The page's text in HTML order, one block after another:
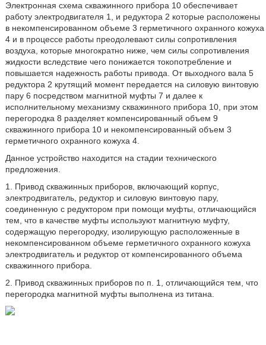
Электронная схема скважинного прибора 10 обеспечивает
работу электродвигателя 1, и редуктора 2 которые расположены
в некомпенсированном объеме 3 герметичного охранного кожуха
4 и в процессе работы преодолевают силы сопротивления
воздуха, которые многократно ниже, чем силы сопротивления
жидкости вследствие чего понижается токопотребление и
повышается надежность работы привода. От выходного вала 5
редуктора 2 крутящий момент передается на силовую винтовую
пару 6 посредством магнитной муфты 7 и далее к
исполнительному механизму скважинного прибора 10, при этом
перегородка 8 разделяет компенсированный объем 9
скважинного прибора 10 и некомпенсированный объем 3
герметичного охранного кожуха 4.
Данное устройство находится на стадии технического
предложения.
1. Привод скважинных приборов, включающий корпус,
электродвигатель, редуктор и силовую винтовую пару,
соединенную с редуктором при помощи муфты, отличающийся
тем, что в качестве муфты используют магнитную муфту,
содержащую перегородку, изолирующую расположенные в
некомпенсированном объеме герметичного охранного кожуха
электродвигатель и редуктор от компенсированного объема
скважинного прибора.
2. Привод скважинных приборов по п. 1, отличающийся тем, что
перегородка магнитной муфты выполнена из титана.